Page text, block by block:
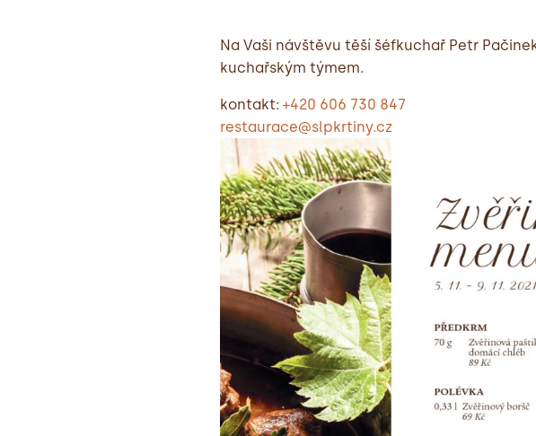
Na Vaši návštěvu těší šéfkuchař Petr
kuchařským týmem.
kontakt: +420 606 730 847
restaurace@slpkrtiny.cz